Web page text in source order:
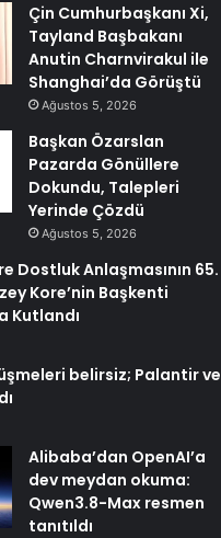
Çin Cumhurbaşkanı Xi,
Tayland Başbakanı
Anutin Charnvirakul ile
Shanghai’da Görüştü
Ağustos 5, 2026
Başkan Özarslan
Pazarda Gönüllere
Dokundu, Talepleri
Yerinde Çözdü
Ağustos 5, 2026
Dostluk Anlaşmasının 65.
Kore’nin Başkenti
Kutlandı
belirsiz; Palantir ve
Alibaba’dan OpenAI’a
dev meydan okuma:
Qwen3.8-Max resmen
tanıtıldı